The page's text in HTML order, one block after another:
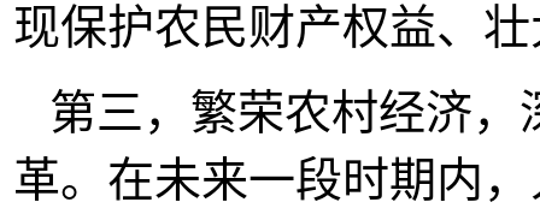
现保护农民财产权益、
第三，繁荣农村经济
革。在未来一段时期内